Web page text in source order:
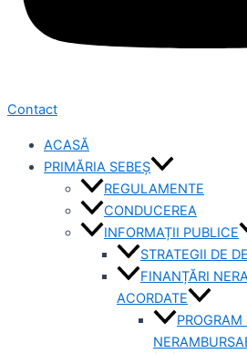
Contact
ACASĂ
PRIMĂRIA SEBEȘ
REGULAMENTE
CONDUCEREA
INFORMAȚII PUBLICE
STRATEGII DE
FINANȚĂRI
ACORDATE